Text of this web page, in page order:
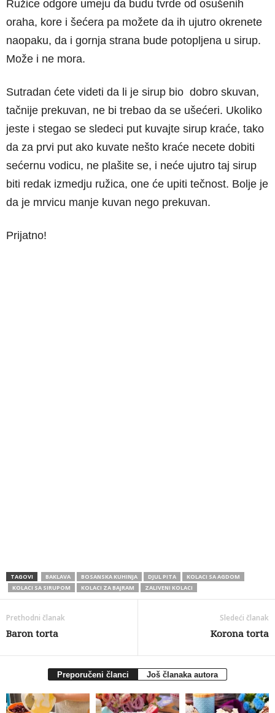
Ružice odgore umeju da budu tvrde od osušenih
oraha, kore i šećera pa možete da ih ujutro okrenete
naopaku, da i gornja strana bude potopljena u sirup.
Može i ne mora.
Sutradan ćete videti da li je sirup bio dobro skuvan,
tačnije prekuvan, ne bi trebao da se ušećeri. Ukoliko
jeste i stegao se sledeci put kuvajte sirup kraće, tako
da za prvi put ako kuvate nešto kraće necete dobiti
sećernu vodicu, ne plašite se, i neće ujutro taj sirup
biti redak izmedju ružica, one će upiti tečnost. Bolje je
da je mrvicu manje kuvan nego prekuvan.
Prijatno!
TAGOVI BAKLAVA BOSANSKA KUHINJA DJUL PITA
KOLACI SA AGDOM
KOLACI SA SIRUPOM
KOLACI ZA BAJRAM ZALIVENI KOLACI
Prethodni članak
Baron torta
Sledeći članak
Korona torta
Preporučeni članci Još članaka autora